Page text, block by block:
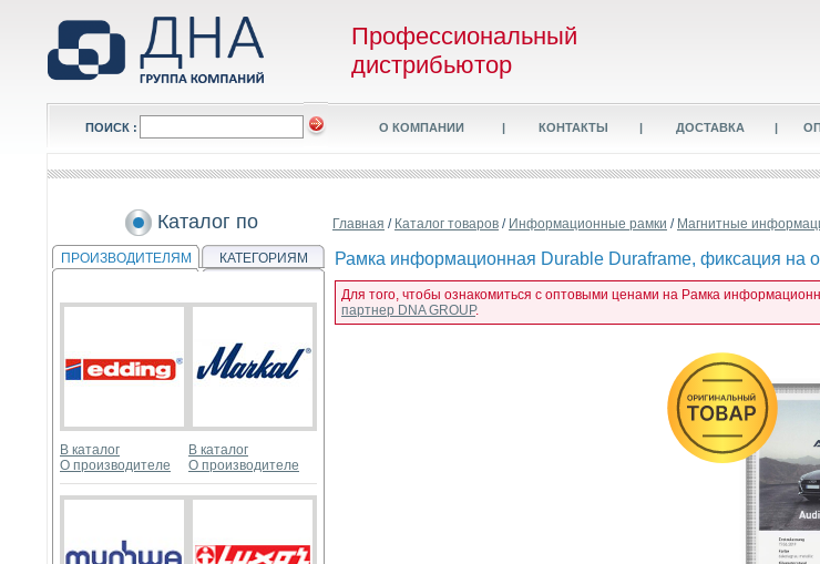
Профессиональный
дистрибьютор
ПОИСК : О КОМПАНИИ | КОНТАКТЫ | ДОСТАВКА |
Каталог по
ПРОИЗВОДИТЕЛЯМ КАТЕГОРИЯМ
В каталог
О производителе
В каталог
О производителе
Главная / Каталог товаров / Информационные рамки / Магнитные
Рамка информационная Durable Duraframe, фиксация на
Для того, чтобы ознакомиться с оптовыми ценами на Рамка
партнер DNA GROUP.